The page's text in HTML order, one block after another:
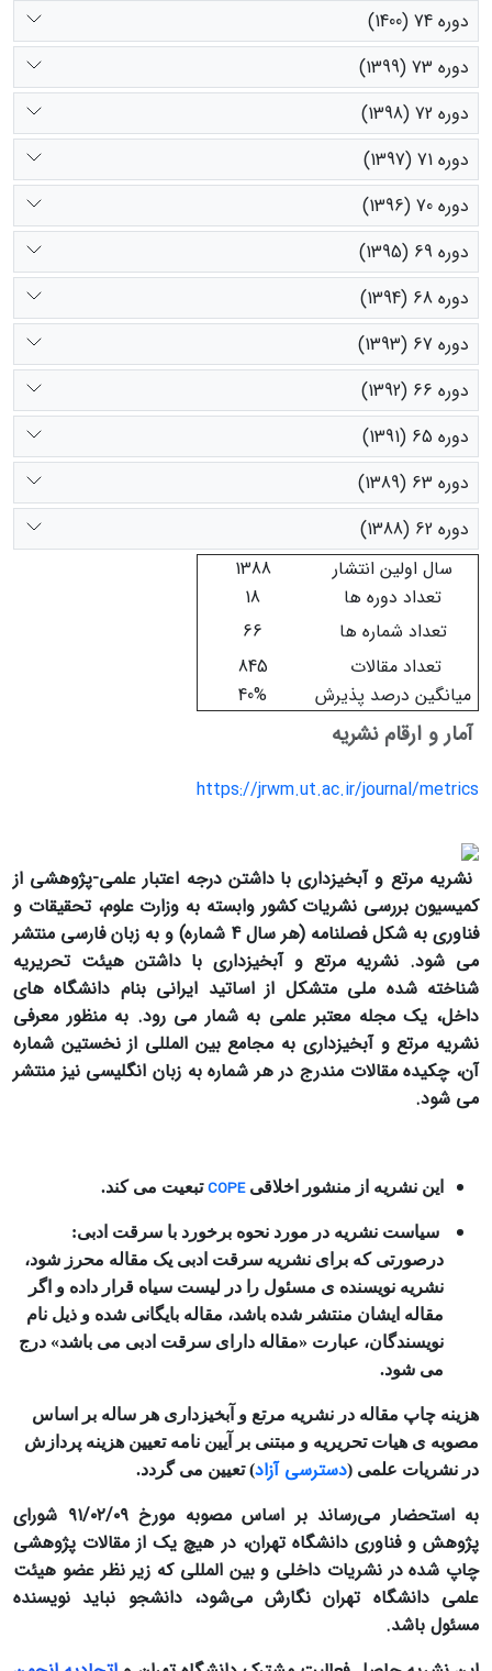
دوره 74 (1400)
دوره 73 (1399)
دوره 72 (1398)
دوره 71 (1397)
دوره 70 (1396)
دوره 69 (1395)
دوره 68 (1394)
دوره 67 (1393)
دوره 66 (1392)
دوره 65 (1391)
دوره 63 (1389)
دوره 62 (1388)
آمار و ارقام نشریه
https://jrwm.ut.ac.ir/journal/metrics
سال اولین انتشار
1388
تعداد دوره ها
18
تعداد شماره ها
66
تعداد مقالات
845
میانگین درصد پذیرش
40%
نشریه مرتع و آبخیزداری با داشتن درجه اعتبار علمی-پژوهشی از
کمیسیون بررسی نشریات کشور وابسته به وزارت علوم، تحقیقات و
فناوری
به شکل فصلنامه (هر سال 4 شماره) و به زبان فارسی منتشر
می شود. نشریه مرتع و آبخیزداری با داشتن هیئت تحریریه
شناخته شده ملی متشکل از اساتید ایرانی بنام دانشگاه های
داخل، یک مجله معتبر علمی به شمار می رود. به منظور معرفی
نشریه مرتع و آبخیزداری به مجامع بین المللی از نخستین شماره
آن، چکیده مقالات مندرج در هر شماره به زبان انگلیسی نیز منتشر
می شود.
این نشریه از منشور اخلاقیCOPE تبعیت می کند.
سیاست نشریه در مورد نحوه برخورد با سرقت ادبی:
درصورتی که برای نشریه سرقت ادبی یک مقاله محرز شود،
نشریه نویسنده ی مسئول را در لیست سیاه قرار داده و اگر
مقاله ایشان منتشر شده باشد، مقاله بایگانی شده و ذیل نام
نویسندگان، عبارت «مقاله دارای سرقت ادبی می باشد» درج
می شود.
هزینه چاپ مقاله در نشریه مرتع و آبخیزداری هر ساله بر اساس
مصوبه ی هیات تحریریه و مبتنی بر آیین نامه تعیین هزینه پردازش
در نشریات علمی (دسترسی آزاد) تعیین می گردد.
به استحضار می‌رساند بر اساس مصوبه مورخ۰۹/‏۰۲/‏۹۱
شورای
پژوهش و فناوری دانشگاه تهران، در هیچ یک از مقالات پژوهشی
چاپ شده در نشریات داخلی و بین المللی که زیر نظر عضو هیئت
علمی دانشگاه تهران نگارش می‌شود، دانشجو نباید نویسنده
مسئول باشد.